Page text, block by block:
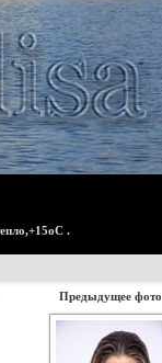
.
Предыдущее фото